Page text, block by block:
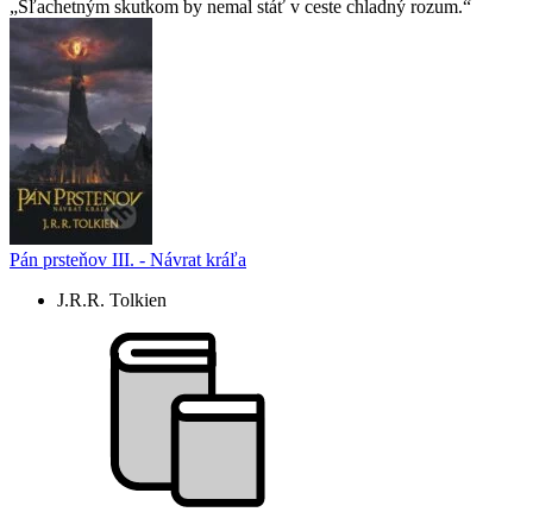
Šľachetným skutkom by nemal stáť v ceste chladný rozum.
Pán prsteňov III. - Návrat kráľa
J.R.R. Tolkien